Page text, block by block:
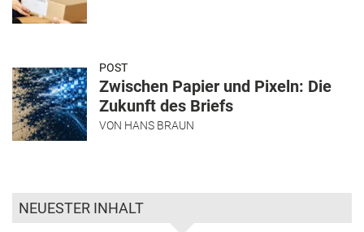
POST
Zwischen Papier und Pixeln: Die
Zukunft des Briefs
VON HANS BRAUN
NEUESTER INHALT